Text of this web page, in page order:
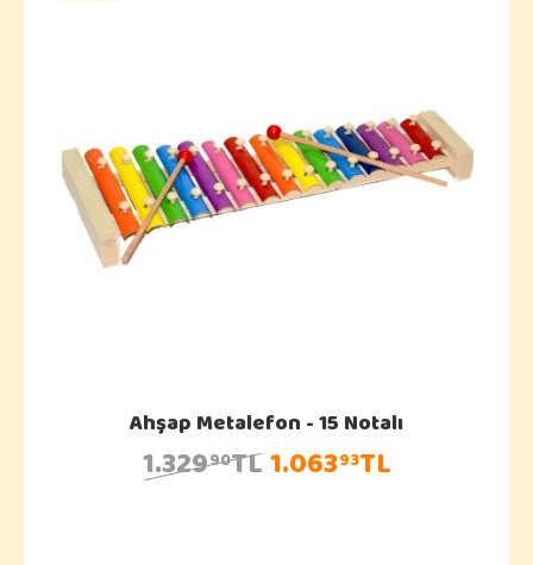
Ahşap Metalefon - 15 Notalı
1.32990TL1.06393TL